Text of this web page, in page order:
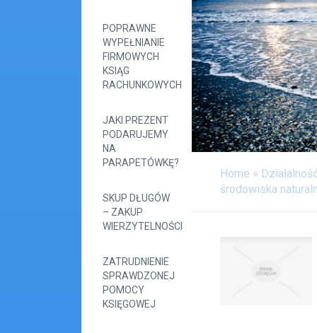
POPRAWNE
WYPEŁNIANIE
FIRMOWYCH
KSIĄG
RACHUNKOWYCH
JAKI PREZENT
PODARUJEMY
NA
PARAPETÓWKĘ?
SKUP DŁUGÓW
– ZAKUP
WIERZYTELNOŚCI
ZATRUDNIENIE
SPRAWDZONEJ
POMOCY
KSIĘGOWEJ
Home »
środowiska